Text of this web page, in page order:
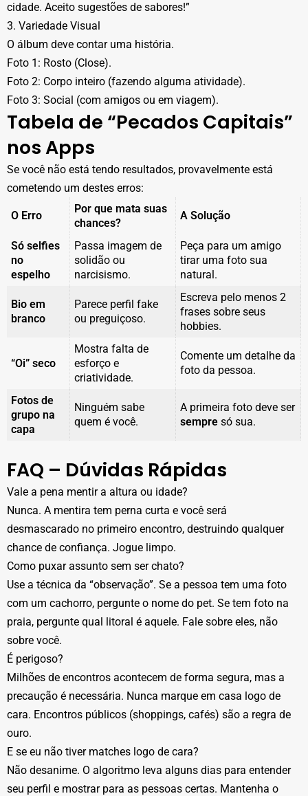
cidade. Aceito sugestões de sabores!”
3. Variedade Visual
O álbum deve contar uma história.
Foto 1: Rosto (Close).
Foto 2: Corpo inteiro (fazendo alguma atividade).
Foto 3: Social (com amigos ou em viagem).
Tabela de “Pecados Capitais”
nos Apps
Se você não está tendo resultados, provavelmente está
cometendo um destes erros:
O Erro
Por que mata suas
chances?
A Solução
Só selfies
no
espelho
Passa imagem de
solidão ou
narcisismo.
Peça para um amigo
tirar uma foto sua
natural.
Bio em
branco
Parece perfil fake
ou preguiçoso.
Escreva pelo menos 2
frases sobre seus
hobbies.
“Oi” seco
Mostra falta de
esforço e
criatividade.
Comente um detalhe da
foto da pessoa.
Fotos de
grupo na
capa
Ninguém sabe
quem é você.
A primeira foto deve ser
sempre só sua.
FAQ – Dúvidas Rápidas
Vale a pena mentir a altura ou idade?
Nunca. A mentira tem perna curta e você será
desmascarado no primeiro encontro, destruindo qualquer
chance de confiança. Jogue limpo.
Como puxar assunto sem ser chato?
Use a técnica da “observação”. Se a pessoa tem uma foto
com um cachorro, pergunte o nome do pet. Se tem foto na
praia, pergunte qual litoral é aquele. Fale sobre eles, não
sobre você.
É perigoso?
Milhões de encontros acontecem de forma segura, mas a
precaução é necessária. Nunca marque em casa logo de
cara. Encontros públicos (shoppings, cafés) são a regra de
ouro.
E se eu não tiver matches logo de cara?
Não desanime. O algoritmo leva alguns dias para entender
seu perfil e mostrar para as pessoas certas. Mantenha o